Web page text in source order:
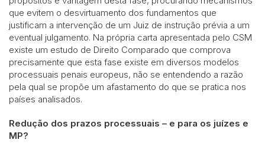
que evitem o desvirtuamento dos fundamentos que
justificam a intervenção de um Juiz de instrução prévia a um
eventual julgamento. Na própria carta apresentada pelo CSM
existe um estudo de Direito Comparado que comprova
precisamente que esta fase existe em diversos modelos
processuais penais europeus, não se entendendo a razão
pela qual se propõe um afastamento do que se pratica nos
países analisados.
Redução dos prazos processuais – e para os juízes e
MP?